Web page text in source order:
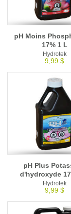
pH Moins
17% 1 L
Hydrotek
9,99 $
pH Plus
d'hydroxyde
Hydrotek
9,99 $